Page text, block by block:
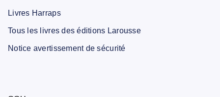
Livres Harraps
Tous les livres des éditions Larousse
Notice avertissement de sécurité